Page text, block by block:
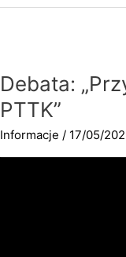
Debata:
PTTK”
Informacje / 17/05/